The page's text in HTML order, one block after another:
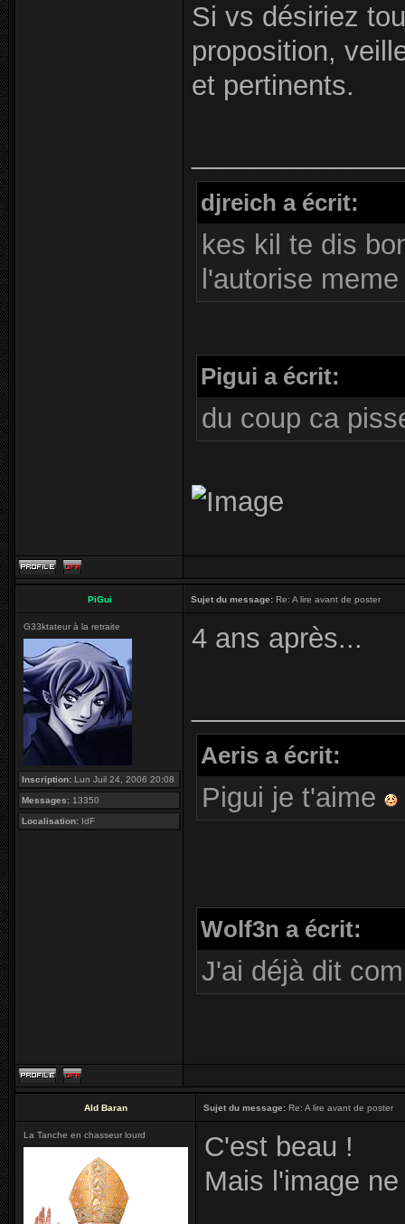
Si vs désiriez
proposition,
et pertinents.
djreich a écrit:
kes kil te dis
l'autorise
Pigui a écrit:
du coup ca
PiGui Sujet du message: Re: A lire avant de poster
G33ktateur à la retraite
Inscription: Lun Juil 24, 2006 20:08
Messages: 13350
Localisation: IdF
4 ans après...
Aeris a écrit:
Pigui je t'aime
Wolf3n a écrit:
J'ai déjà dit
Ald Baran Sujet du message: Re: A lire avant de poster
La Tanche en chasseur lourd
C'est beau !
Mais l'image